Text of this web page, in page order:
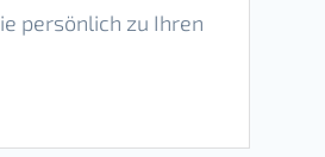
persönlich zu Ihren